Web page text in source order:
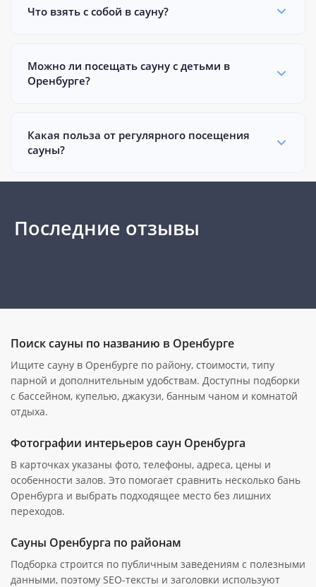
Что взять с собой в сауну?
Можно ли посещать сауну с детьми в
Оренбурге?
Какая польза от регулярного посещения
сауны?
Последние отзывы
Поиск сауны по названию в Оренбурге
Ищите сауну в Оренбурге по району, стоимости, типу
парной и дополнительным удобствам. Доступны подборки
с бассейном, купелью, джакузи, банным чаном и комнатой
отдыха.
Фотографии интерьеров саун Оренбурга
В карточках указаны фото, телефоны, адреса, цены и
особенности залов. Это помогает сравнить несколько бань
Оренбурга и выбрать подходящее место без лишних
переходов.
Сауны Оренбурга по районам
Подборка строится по публичным заведениям с полезными
данными, поэтому SEO-тексты и заголовки используют